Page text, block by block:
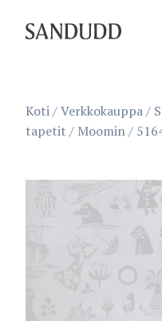
sisältöön
Koti/Verkkokauppa/
tapetit / Moomin/